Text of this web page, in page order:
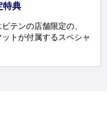
特典
テンの店舗限定の、
トが付属するスペシャ